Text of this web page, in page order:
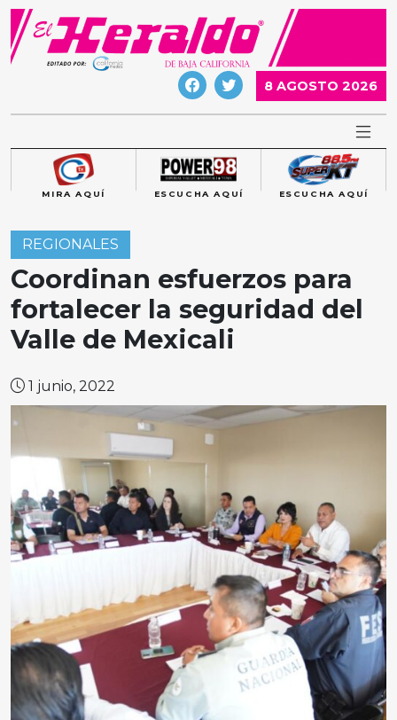
Skip
content
8 AGOSTO 2026
MIRA AQUÍ ESCUCHA AQUÍ ESCUCHA AQUÍ
REGIONALES
Coordinan esfuerzos para
fortalecer la seguridad del
Valle de Mexicali
1 junio, 2022